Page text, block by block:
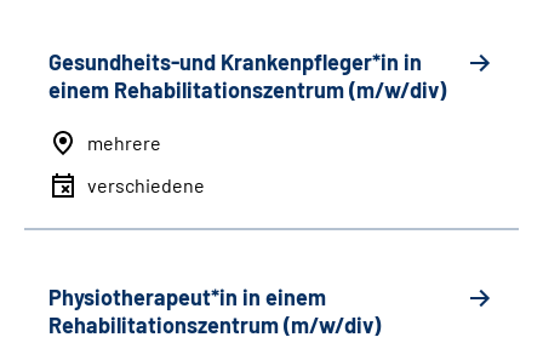
Gesundheits-und Krankenpfleger*in in
einem Rehabilitationszentrum (m/w/div)
mehrere
verschiedene
Physiotherapeut*in in einem
Rehabilitationszentrum (m/w/div)